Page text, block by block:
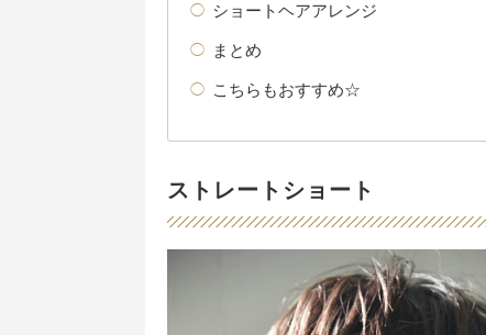
ショートヘアアレンジ
まとめ
こちらもおすすめ☆
ストレートショート